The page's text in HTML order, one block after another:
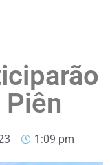
1:09 pm